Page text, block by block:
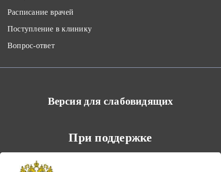
Расписание врачей
Поступление в клинику
Вопрос-ответ
Версия для слабовидящих
При поддержке